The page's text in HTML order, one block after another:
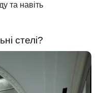
та навіть
стелі?